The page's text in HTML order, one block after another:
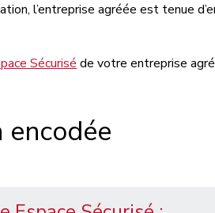
l’entreprise agréée est tenue
Sécurisé de votre entreprise